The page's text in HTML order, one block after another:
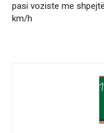
pasi voziste me
km/h